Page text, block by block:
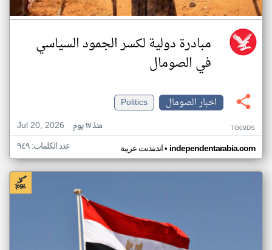
مبادرة دولية لكسر الجمود السياسي
في الصومال
اخبار الصومال
Politics
Jul 20, 2026
منذ ١٧ يوم TG09DS
اندبندنت عربية• independentarabia.com عدد الكلمات: ٩٤٩